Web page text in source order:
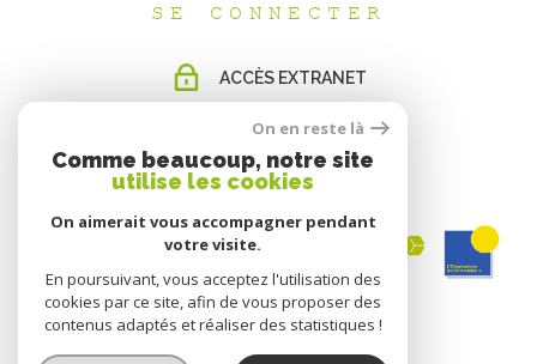
SE CONNECTER
ACCÈS EXTRANET
ADHÉRENTS
On en reste là
Comme beaucoup, notre site
utilise les cookies
On aimerait vous accompagner pendant
votre visite.
En poursuivant, vous acceptez l'utilisation des
cookies par ce site, afin de vous proposer des
contenus adaptés et réaliser des statistiques !